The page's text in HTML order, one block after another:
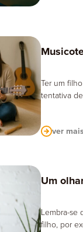
Ter um
tentativa
ver mais
Um
Lembra-se
filho, por